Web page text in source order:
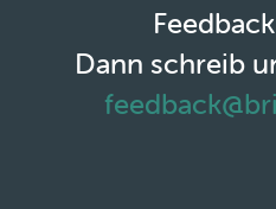
Dann schreib